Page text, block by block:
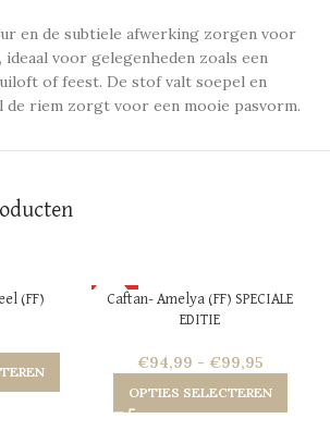
en de subtiele afwerking zorgen voor
voor gelegenheden zoals een
of feest. De stof valt soepel en
riem zorgt voor een mooie pasvorm.
(FF)
HOT
Caftan- Amelya (FF) SPECIALE
EDITIE
€94,99 - €99,95
OPTIES SELECTEREN